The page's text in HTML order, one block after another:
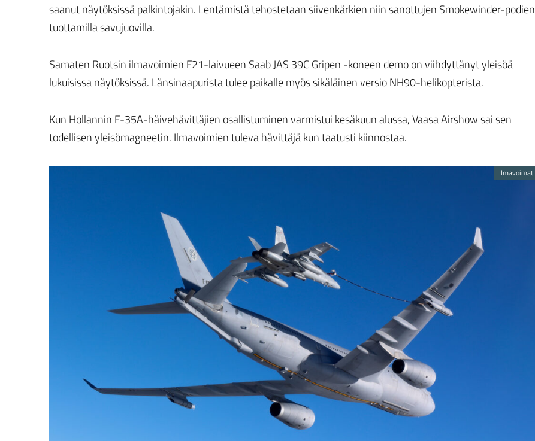
saanut näytöksissä palkintojakin. Lentämistä tehostetaan siivenkärkien niin sanottujen Smokewinder-podien
tuottamilla savujuovilla.
Samaten Ruotsin ilmavoimien F21-laivueen Saab JAS 39C Gripen -koneen demo on viihdyttänyt yleisöä
lukuisissa näytöksissä. Länsinaapurista tulee paikalle myös sikäläinen versio NH90-helikopterista.
Kun Hollannin F-35A-häivehävittäjien osallistuminen varmistui kesäkuun alussa, Vaasa Airshow sai sen
todellisen yleisömagneetin. Ilmavoimien tuleva hävittäjä kun taatusti kiinnostaa.
Ilmavoimat